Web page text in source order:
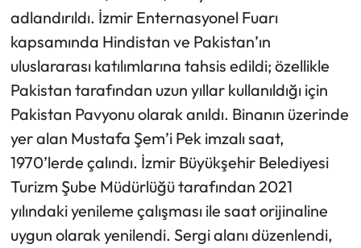
adlandırıldı. İzmir Enternasyonel Fuarı
kapsamında Hindistan ve Pakistan’ın
uluslararası katılımlarına tahsis edildi; özellikle
Pakistan tarafından uzun yıllar kullanıldığı için
Pakistan Pavyonu olarak anıldı. Binanın üzerinde
yer alan Mustafa Şem’i Pek imzalı saat,
1970’lerde çalındı. İzmir Büyükşehir Belediyesi
Turizm Şube Müdürlüğü tarafından 2021
yılındaki yenileme çalışması ile saat orijinaline
uygun olarak yenilendi. Sergi alanı düzenlendi,